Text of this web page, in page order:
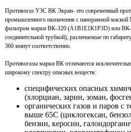
Противогаз УЗС ВК Экран- это современный
промышленного назначения с панорамной
фильтром марки ВК-320 (А1В1Е1К1Р3D) или
соединительной трубкой), различаемые по
360 минут соответственно.
Противогазы марки ВК отличаются
широкому спектру опасных веществ:
специфических опасных
(хлорциан, зарин, зоман,
органических газов и паров с
выше 65С (циклогексан,
бензин, керосин,